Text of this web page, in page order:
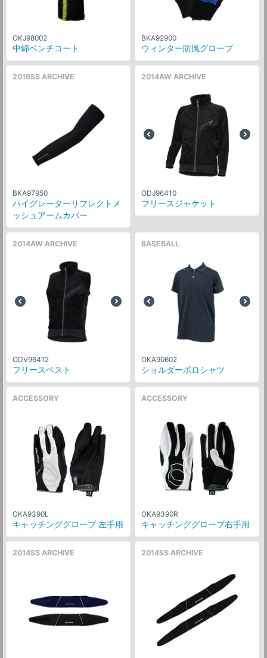
OKJ98002
中綿ベンチコート
BKA92900
ウィンター防風グローブ
2016SS ARCHIVE
BKA97950
ハイグレーターリフレクトメ
ッシュアームカバー
2014AW ARCHIVE
ODJ96410
フリースジャケット
2014AW ARCHIVE
ODV96412
フリースベスト
BASEBALL
OKA90602
ショルダーポロシャツ
ACCESSORY
OKA9390L
キャッチンググローブ 左手用
ACCESSORY
OKA9390R
キャッチンググローブ右手用
2014SS ARCHIVE 2014SS ARCHIVE